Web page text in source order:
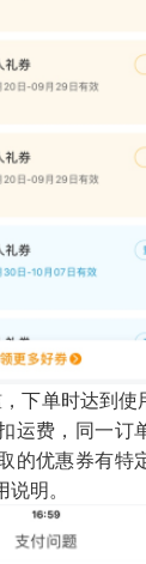
下单时达到使
运费，同一订
的优惠券有特
明。